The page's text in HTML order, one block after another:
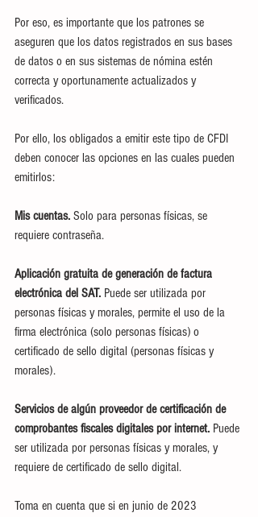
Por eso, es importante que los patrones se
aseguren que los datos registrados en sus bases
de datos o en sus sistemas de nómina estén
correcta y oportunamente actualizados y
verificados.
Por ello, los obligados a emitir este tipo de CFDI
deben conocer las opciones en las cuales pueden
emitirlos:
Mis cuentas. Solo para personas físicas, se
requiere contraseña.
Aplicación gratuita de generación de factura
electrónica del SAT. Puede ser utilizada por
personas físicas y morales, permite el uso de la
firma electrónica (solo personas físicas) o
certificado de sello digital (personas físicas y
morales).
Servicios de algún proveedor de certificación de
comprobantes fiscales digitales por internet. Puede
ser utilizada por personas físicas y morales, y
requiere de certificado de sello digital.
Toma en cuenta que si en junio de 2023